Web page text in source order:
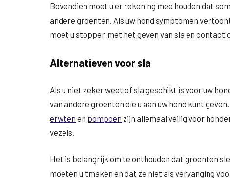
Bovendien moet u er rekening mee houden dat
andere groenten. Als uw hond symptomen
moet u stoppen met het geven van sla en contact
Alternatieven voor sla
Als u niet zeker weet of sla geschikt is voor uw
van andere groenten die u aan uw hond kunt
erwten en pompoen zijn allemaal veilig voor
vezels.
Het is belangrijk om te onthouden dat groenten
moeten uitmaken en dat ze niet als vervanging